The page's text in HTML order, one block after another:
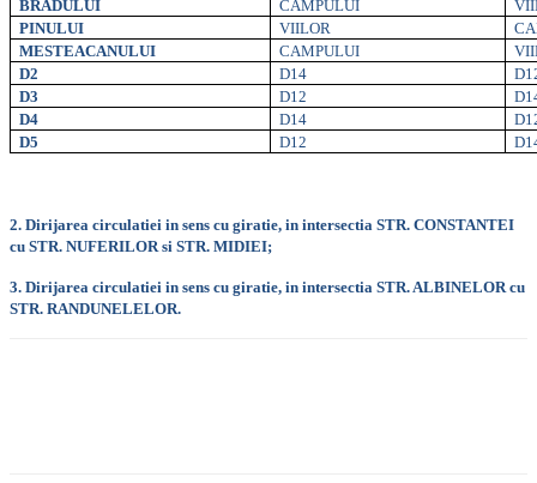
BRADULUI
CAMPULUI
PINULUI
VIILOR
MESTEACANULUI
CAMPULUI
D2
D14
D3
D12
D4
D14
D5
D12
2. Dirijarea circulatiei in sens cu giratie, in intersectia STR. CONSTANTEI
cu STR. NUFERILOR si STR. MIDIEI;
3. Dirijarea circulatiei in sens cu giratie, in intersectia STR. ALBINELOR cu
STR. RANDUNELELOR.